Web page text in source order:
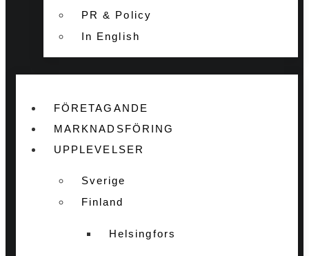
PR & Policy
In English
FÖRETAGANDE
MARKNADSFÖRING
UPPLEVELSER
Sverige
Finland
Helsingfors